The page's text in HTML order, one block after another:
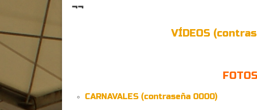
¬¬
VÍDEOS
FOTOS
CARNAVALES (contraseña 0000)